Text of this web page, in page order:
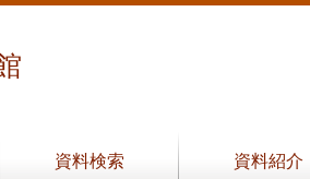
資料検索 資料紹介